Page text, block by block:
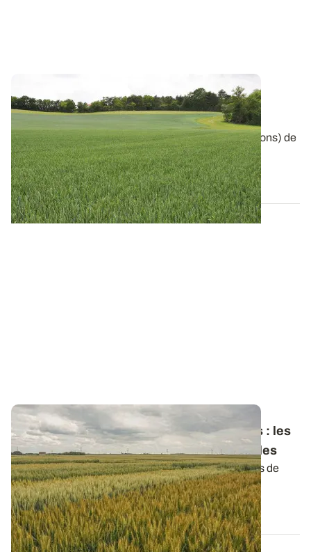
Blé tendre - Mélanges de variétés : des
différences rarement significatives
La question de l’intérêt des mélanges (ou associations) de
variétés de blé tendre au sein...
13 JUIN 2019
Céréales à paille - Répartition des variétés : les
résultats de l'enquête 2022 sont disponibles
Retrouvez la synthèse de l'enquête conduite auprès de
5 725 agriculteurs au printemps 2022...
13 JUILL. 2022